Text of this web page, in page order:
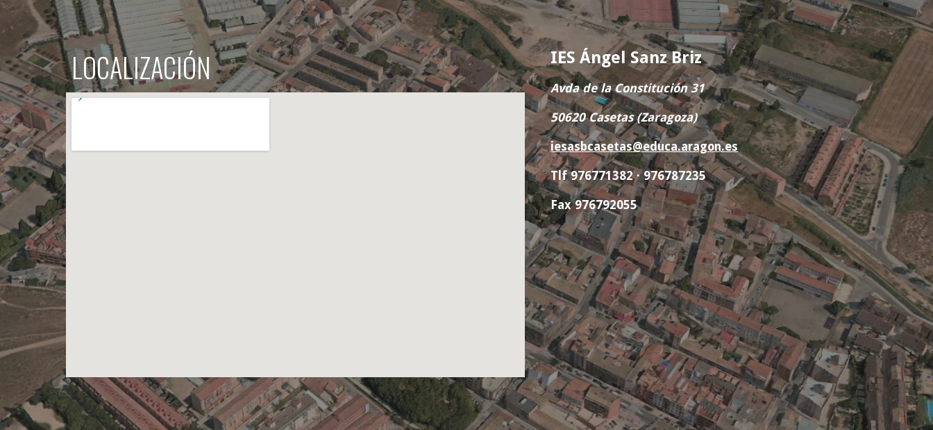
LOCALIZACIÓN IES Ángel Sanz Briz
Avda de la Constitución 31
50620 Casetas (Zaragoza)
iesasbcasetas@educa.aragon.es
Tlf 976771382 · 976787235
Fax 976792055